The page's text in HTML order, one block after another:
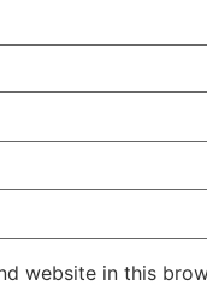
website in this